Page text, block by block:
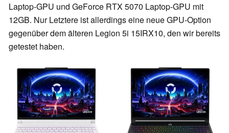
Laptop-GPU und GeForce RTX 5070 Laptop-GPU mit
12GB. Nur Letztere ist allerdings eine neue GPU-Option
gegenüber dem älteren Legion 5i 15IRX10, den wir bereits
getestet haben.